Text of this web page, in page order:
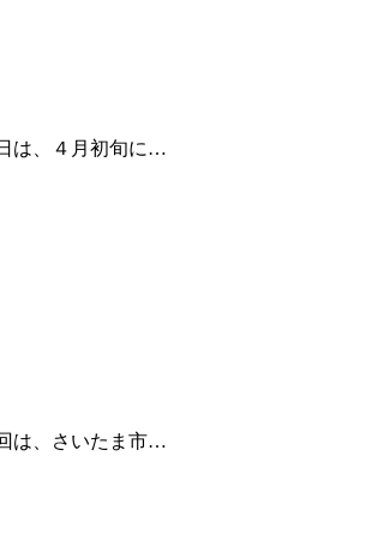
は、４月初旬に…
は、さいたま市…